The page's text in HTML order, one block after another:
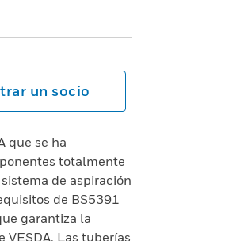
un socio
que se ha
totalmente
de aspiración
de BS5391
garantiza la
Las tuberías